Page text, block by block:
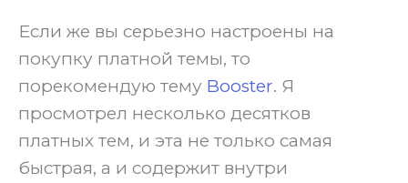
‍Если же вы серьезно настроены на
покупку платной темы, то
порекомендую тему Booster. Я
просмотрел несколько десятков
платных тем, и эта не только самая
быстрая, а и содержит внутри